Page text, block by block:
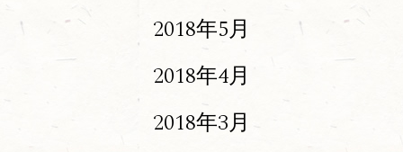
2018年5月
2018年4月
2018年3月